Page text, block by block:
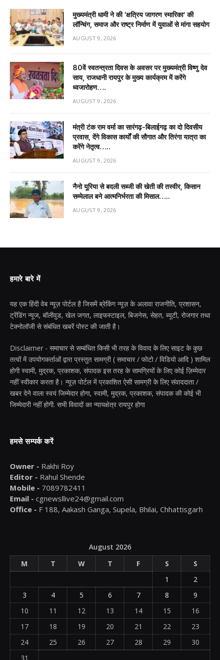
मुख्यमंत्री धामी ने की ‘क्षत्रिय जागरण स्मारिका’ की
लॉन्चिंग, समाज और राष्ट्र निर्माण में युवाओं से मांगा सहयोग
AUGUST 9, 2026
80वें स्वतन्त्रता दिवस के अवसर पर मुख्यमंत्री विष्णु देव
साय, राजधानी रायपुर के मुख्य कार्यक्रम में करेंगे
ध्वजारोहण….
AUGUST 9, 2026
मंत्री टंक राम वर्मा का सारंगढ़-बिलाईगढ़ का दो दिवसीय
प्रवास, देंगे विकास कार्यों की सौगात और तिरंगा यात्रा का
करेंगे नेतृत्व…..
AUGUST 9, 2026
नैनो यूरिया से बदली सब्जी की खेती की तस्वीर, किसान
सम्मेलाल बने आत्मनिर्भरता की मिसाल…..
AUGUST 9, 2026
हमारे बारे में
यह एक हिंदी वेब न्यूज़ पोर्टल है जिसमें ब्रेकिंग न्यूज़ के अलावा राजनीति, प्रशासन,
ट्रेंडिंग न्यूज, बॉलीवुड, खेल जगत, लाइफस्टाइल, बिजनेस, सेहत, ब्यूटी, रोजगार तथा
टेक्नोलॉजी से संबंधित खबरें पोस्ट की जाती है।
Disclaimer - समाचार से सम्बंधित किसी भी तरह के विवाद के लिए साइट के कुछ
तत्वों में उपयोगकर्ताओं द्वारा प्रस्तुत सामग्री ( समाचार / फोटो / विडियो आदि ) शामिल
होगी स्वामी, मुद्रक, प्रकाशक, संपादक इस तरह के सामग्रियों के लिए कोई ज़िम्मेदार
नहीं स्वीकार करता है। न्यूज़ पोर्टल में प्रकाशित ऐसी सामग्री के लिए संवाददाता /
खबर देने वाला स्वयं जिम्मेदार होगा, स्वामी, मुद्रक, प्रकाशक, संपादक की कोई भी
जिम्मेदारी नहीं होगी. सभी विवादों का न्यायक्षेत्र रायपुर होगा
हमसे सम्पर्क करें
Owner - Rakhi Roy
Editor - Rahul Shende
Mobile - 7089782411
Email - cgnewsllive24@gmail.com
Office - F 188, Aakash Ganga, Supela, Bhilai, Chhattisgarh
August 2026
M
T W T F S
S
1
2
3
4 5 6 7 8
9
10
11 12 13 14 15
16
17
18 19 20 21 22
23
24
25 26 27 28 29
30
31